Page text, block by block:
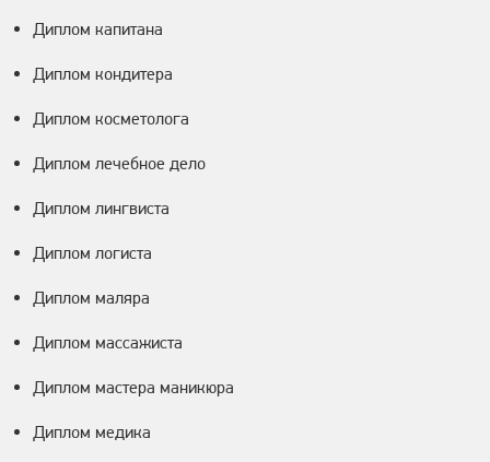
Диплом капитана
Диплом кондитера
Диплом косметолога
Диплом лечебное дело
Диплом лингвиста
Диплом логиста
Диплом маляра
Диплом массажиста
Диплом мастера маникюра
Диплом медика